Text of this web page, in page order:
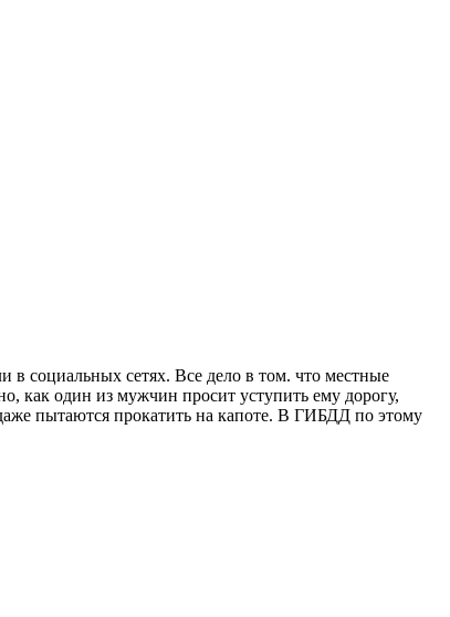
в социальных сетях. Все дело в том. что местные
как один из мужчин просит уступить ему дорогу,
пытаются прокатить на капоте. В ГИБДД по этому